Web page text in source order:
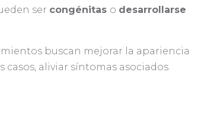
ser congénitas o desarrollarse
buscan mejorar la apariencia
casos, aliviar síntomas asociados.